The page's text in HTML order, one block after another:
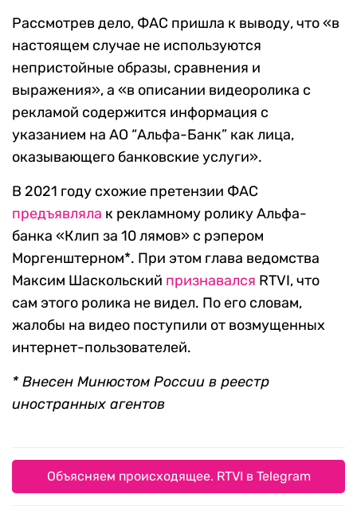
Рассмотрев дело, ФАС пришла к выводу, что «в
настоящем случае не используются
непристойные образы, сравнения и
выражения», а «в описании видеоролика с
рекламой содержится информация с
указанием на АО “Альфа-Банк” как лица,
оказывающего банковские услуги».
В 2021 году схожие претензии ФАС
предъявляла к рекламному ролику Альфа-
банка «Клип за 10 лямов» с рэпером
Моргенштерном*. При этом глава ведомства
Максим Шаскольский признавался RTVI, что
сам этого ролика не видел. По его словам,
жалобы на видео поступили от возмущенных
интернет-пользователей.
* Внесен Минюстом России в реестр
иностранных агентов
Объясняем происходящее. RTVI в Telegram